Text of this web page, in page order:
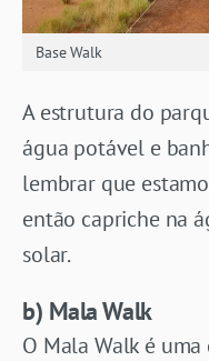
Base Walk
A estrutura do
água potável e
lembrar que
então capriche na
solar.
b) Mala Walk
O Mala Walk é